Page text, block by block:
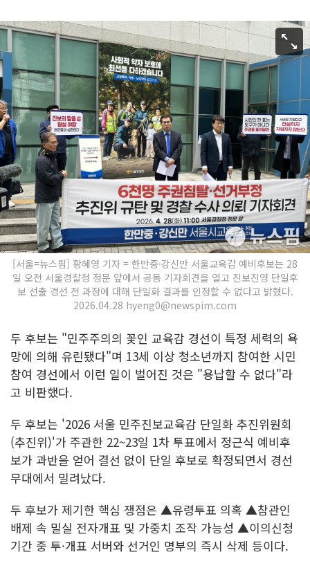
[서울=뉴스핌] 황혜영 기자 = 한만중·강신만 서울교육감 예비후보는 28
일 오전 서울경찰청 정문 앞에서 공동 기자회견을 열고 진보진영 단일후
보 선출 경선 전 과정에 대해 단일화 결과를 인정할 수 없다고 밝혔다.
2026.04.28 hyeng0@newspim.com
두 후보는 "민주주의의 꽃인 교육감 경선이 특정 세력의 욕
망에 의해 유린됐다"며 13세 이상 청소년까지 참여한 시민
참여 경선에서 이런 일이 벌어진 것은 "용납할 수 없다"라
고 비판했다.
두 후보는 '2026 서울 민주진보교육감 단일화 추진위원회
(추진위)'가 주관한 22~23일 1차 투표에서 정근식 예비후
보가 과반을 얻어 결선 없이 단일 후보로 확정되면서 경선
무대에서 밀려났다.
두 후보가 제기한 핵심 쟁점은 ▲유령투표 의혹 ▲참관인
배제 속 밀실 전자개표 및 가중치 조작 가능성 ▲이의신청
기간 중 투·개표 서버와 선거인 명부의 즉시 삭제 등이다.